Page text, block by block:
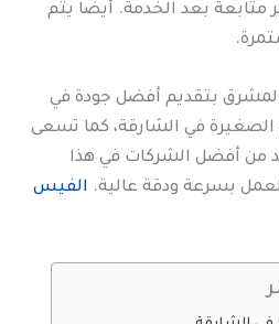
متابعة بعد الخدمة. أيضًا يتم
بتقديم أفضل جودة في
في الشارقة، كما تسعى
من أفضل الشركات في هذا
بسرعة ودقة عالية. الفيس